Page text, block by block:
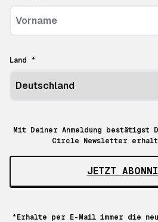
Land *
Mit Deiner Anmeldung bestätigst
Circle Newsletter
JETZT
*Erhalte per E-Mail immer die